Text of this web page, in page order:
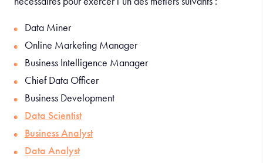
Data Miner
Online Marketing Manager
Business Intelligence Manager
Chief Data Officer
Business Development
Data Scientist
Business Analyst
Data Analyst